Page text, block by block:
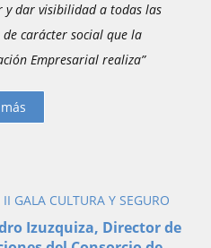
y dar visibilidad a todas las
de carácter social que la
Empresarial realiza”
II GALA CULTURA Y SEGURO
Izuzquiza, Director de